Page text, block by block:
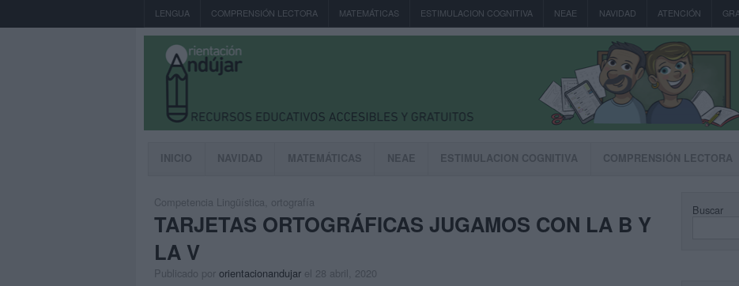
LENGUA COMPRENSIÓN LECTORA MATEMÁTICAS ESTIMULACION COGNITIVA NEAE NAVIDAD ATENCIÓN
INICIO NAVIDAD MATEMÁTICAS NEAE ESTIMULACION COGNITIVA COMPRENSIÓN LECTORA
Competencia Lingüística ortografía
TARJETAS ORTOGRÁFICAS JUGAMOS CON LA B Y
LA V
Publicado por orientacionandujar el 28 abril, 2020
Buscar